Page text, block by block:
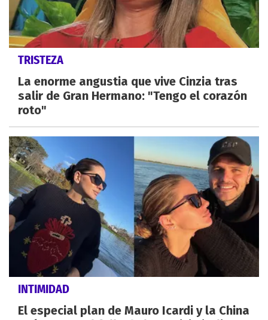
TRISTEZA
La enorme angustia que vive Cinzia tras
salir de Gran Hermano: "Tengo el corazón
roto"
INTIMIDAD
El especial plan de Mauro Icardi y la China